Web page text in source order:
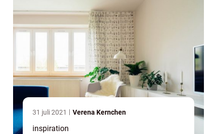
31 juli 2021 Verena Kernchen
inspiration